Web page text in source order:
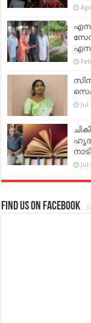
Jul
Jul
Find us on Facebook